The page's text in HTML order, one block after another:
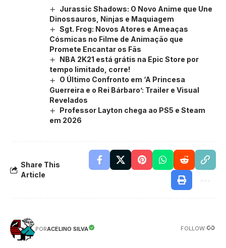
Jurassic Shadows: O Novo Anime que Une
Dinossauros, Ninjas e Maquiagem
Sgt. Frog: Novos Atores e Ameaças
Cósmicas no Filme de Animação que
Promete Encantar os Fãs
NBA 2K21 está grátis na Epic Store por
tempo limitado, corre!
O Último Confronto em ‘A Princesa
Guerreira e o Rei Bárbaro’: Trailer e Visual
Revelados
Professor Layton chega ao PS5 e Steam
em 2026
Share This
Article
PORACELINO SILVA FOLLOW: